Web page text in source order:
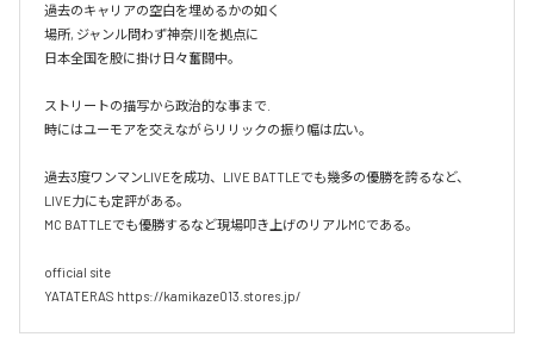
過去のキャリアの空白を埋めるかの如く
場所, ジャンル問わず神奈川を拠点に
日本全国を股に掛け日々奮闘中。
ストリートの描写から政治的な事まで.
時にはユーモアを交えながらリリックの振り幅は広い。
過去3度ワンマンLIVEを成功、LIVE BATTLEでも幾多の優勝を誇るなど、
LIVE力にも定評がある。
MC BATTLEでも優勝するなど現場叩き上げのリアルMCである。
official site
YATATERAS https://kamikaze013.stores.jp/